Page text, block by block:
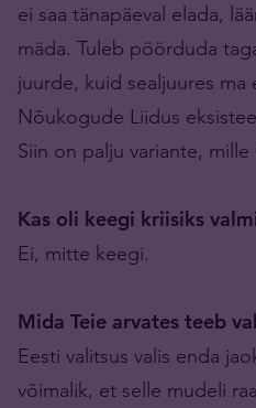
ei saa tänapäeval elada,
mäda. Tuleb pöörduda
juurde, kuid sealjuures
Nõukogude Liidus
Siin on palju variante,
Kas oli keegi kriisiks
Ei, mitte keegi.
Mida Teie arvates teeb
Eesti valitsus valis enda
võimalik, et selle mudeli